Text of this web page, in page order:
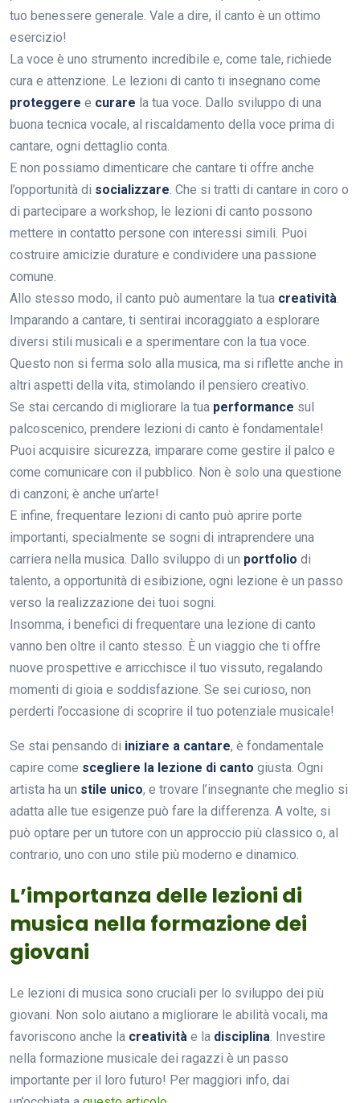
tuo benessere generale. Vale a dire, il canto è un ottimo
esercizio!
La voce è uno strumento incredibile e, come tale, richiede
cura e attenzione. Le lezioni di canto ti insegnano come
proteggere e curare la tua voce. Dallo sviluppo di una
buona tecnica vocale, al riscaldamento della voce prima di
cantare, ogni dettaglio conta.
E non possiamo dimenticare che cantare ti offre anche
l’opportunità di socializzare . Che si tratti di cantare in coro o
di partecipare a workshop, le lezioni di canto possono
mettere in contatto persone con interessi simili. Puoi
costruire amicizie durature e condividere una passione
comune.
Allo stesso modo, il canto può aumentare la tua creatività
Imparando a cantare, ti sentirai incoraggiato a esplorare
diversi stili musicali e a sperimentare con la tua voce.
Questo non si ferma solo alla musica, ma si riflette anche in
altri aspetti della vita, stimolando il pensiero creativo.
Se stai cercando di migliorare la tua performance sul
palcoscenico, prendere lezioni di canto è fondamentale!
Puoi acquisire sicurezza, imparare come gestire il palco e
come comunicare con il pubblico. Non è solo una questione
di canzoni; è anche un’arte!
E infine, frequentare lezioni di canto può aprire porte
importanti, specialmente se sogni di intraprendere una
carriera nella musica. Dallo sviluppo di un portfolio di
talento, a opportunità di esibizione, ogni lezione è un passo
verso la realizzazione dei tuoi sogni.
Insomma, i benefici di frequentare una lezione di canto
vanno ben oltre il canto stesso. È un viaggio che ti offre
nuove prospettive e arricchisce il tuo vissuto, regalando
momenti di gioia e soddisfazione. Se sei curioso, non
perderti l’occasione di scoprire il tuo potenziale musicale!
Se stai pensando di iniziare a cantare, è fondamentale
capire come scegliere la lezione di canto giusta. Ogni
artista ha un stile unico, e trovare l’insegnante che meglio si
adatta alle tue esigenze può fare la differenza. A volte, si
può optare per un tutore con un approccio più classico o, al
contrario, uno con uno stile più moderno e dinamico.
L’importanza delle lezioni di
musica nella formazione dei
giovani
Le lezioni di musica sono cruciali per lo sviluppo dei più
giovani. Non solo aiutano a migliorare le abilità vocali, ma
favoriscono anche la creatività e la disciplina . Investire
nella formazione musicale dei ragazzi è un passo
importante per il loro futuro! Per maggiori info, dai